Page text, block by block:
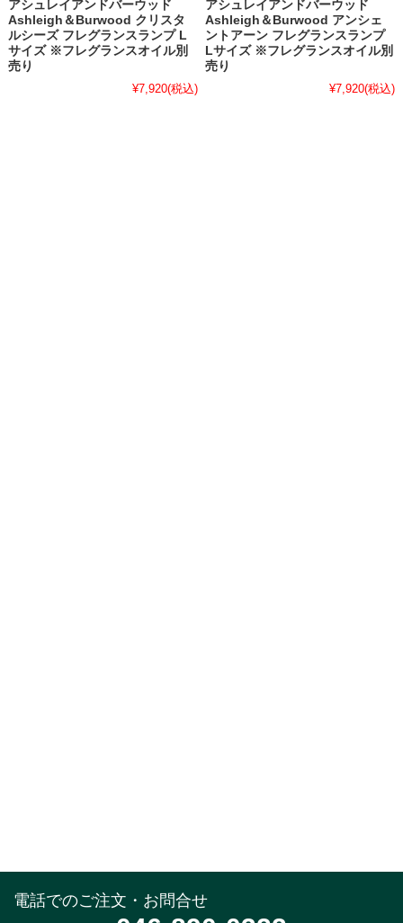
アシュレイアンドバーウッド
Ashleigh＆Burwood クリスタ
ルシーズ フレグランスランプ L
サイズ ※フレグランスオイル別
売り
¥7,920(税込)
アシュレイアンドバーウッド
Ashleigh＆Burwood アンシェ
ントアーン フレグランスランプ
Lサイズ ※フレグランスオイル別
売り
¥7,920(税込)
電話でのご注文・お問合せ